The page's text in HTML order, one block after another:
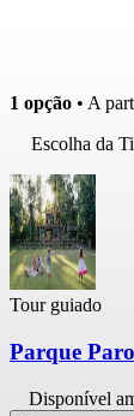
1 opção • A
Escolha da
Tour guiado
Parque
Disponível